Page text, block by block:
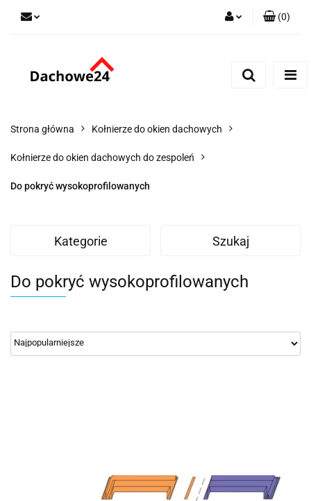
(0)
Strona główna Kołnierze do okien dachowych
Kołnierze do okien dachowych do zespoleń
Do pokryć wysokoprofilowanych
Kategorie Szukaj
Do pokryć wysokoprofilowanych